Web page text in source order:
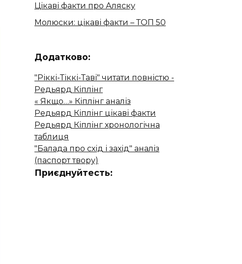
Цікаві факти про Аляску
Молюски: цікаві факти – ТОП 50
Додатково:
"Ріккі-Тіккі-Таві" читати повністю -
Редьярд Кіплінг
« Якщо…» Кіплінг аналіз
Редьярд Кіплінг цікаві факти
Редьярд Кіплінг хронологічна
таблиця
"Балада про схід і захід" аналіз
(паспорт твору)
Приєднуйтесть: